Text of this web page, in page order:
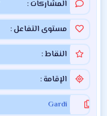
المشاركات
مستوى التفاعل
النقاط
الإقامة
Gardi